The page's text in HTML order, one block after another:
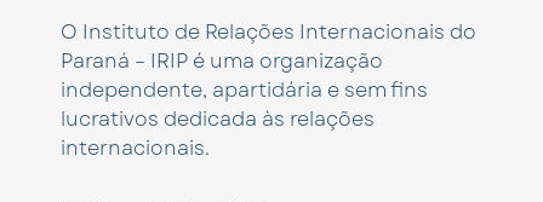
O Instituto de Relações Internacionais do
Paraná – IRIP é uma organização
independente, apartidária e sem fins
lucrativos dedicada às relações
internacionais.